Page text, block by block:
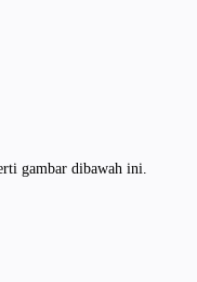
gambar dibawah ini.